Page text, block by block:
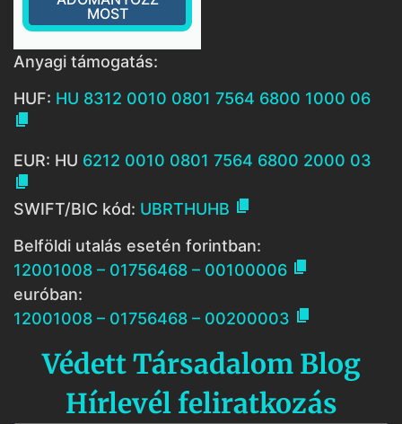
MOST
Anyagi támogatás:
HUF: HU 8312 0010 0801 7564 6800 1000 06

EUR: HU 6212 0010 0801 7564 6800 2000 03

SWIFT/BIC kód: UBRTHUHB 
Belföldi utalás esetén forintban:
12001008 – 01756468 – 00100006 
euróban:
12001008 – 01756468 – 00200003 
Védett Társadalom Blog
Hírlevél feliratkozás